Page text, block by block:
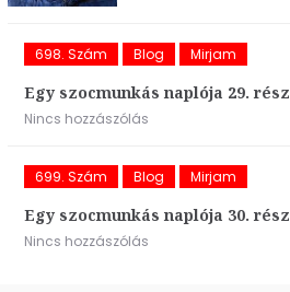
698. Szám Blog Mirjam
Egy szocmunkás naplója 29. rész
Nincs hozzászólás
699. Szám Blog Mirjam
Egy szocmunkás naplója 30. rész
Nincs hozzászólás